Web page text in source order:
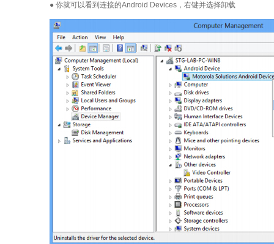
● 你就可以看到连接的Android Devices，右键并选择卸载